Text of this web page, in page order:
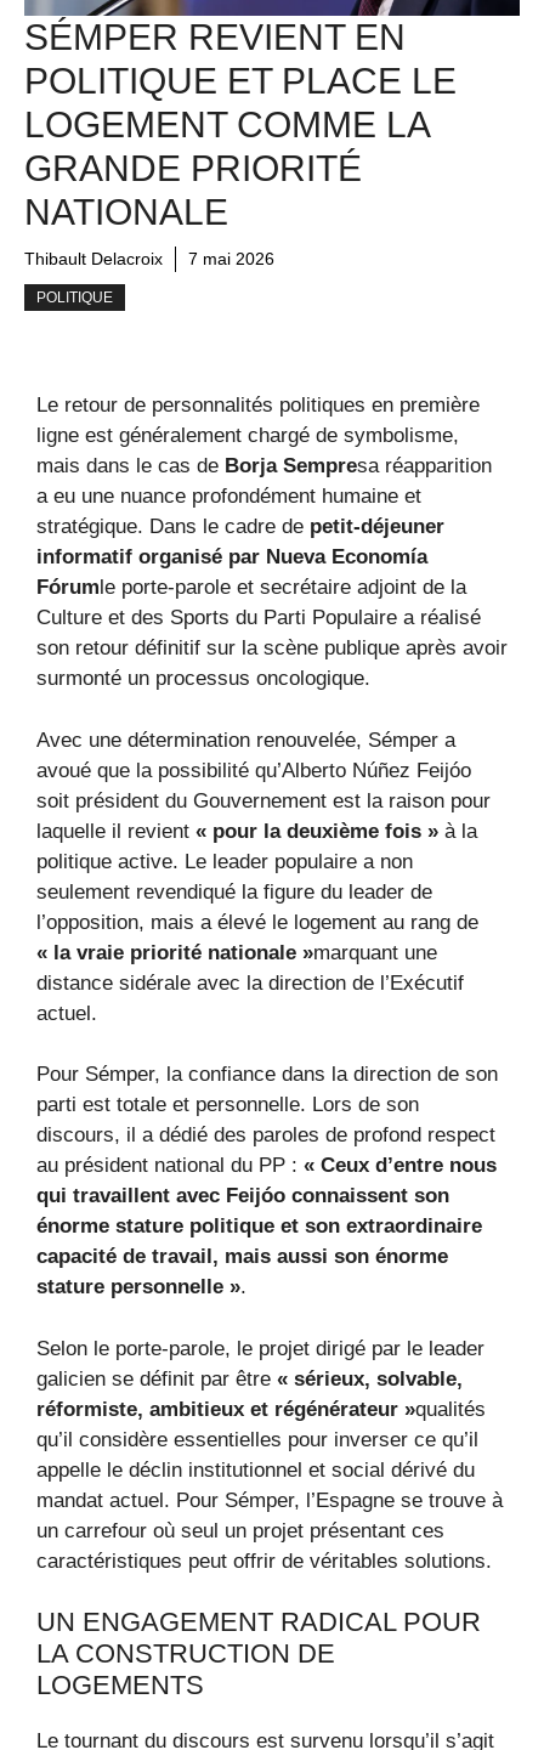
SÉMPER REVIENT EN
POLITIQUE ET PLACE LE
LOGEMENT COMME LA
GRANDE PRIORITÉ
NATIONALE
Thibault Delacroix 7 mai 2026
POLITIQUE
Le retour de personnalités politiques en première
ligne est généralement chargé de symbolisme,
mais dans le cas de Borja Sempresa réapparition
a eu une nuance profondément humaine et
stratégique. Dans le cadre de petit-déjeuner
informatif organisé par Nueva Economía
Fórum le porte-parole et secrétaire adjoint de la
Culture et des Sports du Parti Populaire a réalisé
son retour définitif sur la scène publique après avoir
surmonté un processus oncologique.
Avec une détermination renouvelée, Sémper a
avoué que la possibilité qu’Alberto Núñez Feijóo
soit président du Gouvernement est la raison pour
laquelle il revient « pour la deuxième fois » à la
politique active. Le leader populaire a non
seulement revendiqué la figure du leader de
l’opposition, mais a élevé le logement au rang de
« la vraie priorité nationale »marquant une
distance sidérale avec la direction de l’Exécutif
actuel.
Pour Sémper, la confiance dans la direction de son
parti est totale et personnelle. Lors de son
discours, il a dédié des paroles de profond respect
au président national du PP : « Ceux d’entre nous
qui travaillent avec Feijóo connaissent son
énorme stature politique et son extraordinaire
capacité de travail, mais aussi son énorme
stature personnelle ».
Selon le porte-parole, le projet dirigé par le leader
galicien se définit par être « sérieux, solvable,
réformiste, ambitieux et régénérateur »qualités
qu’il considère essentielles pour inverser ce qu’il
appelle le déclin institutionnel et social dérivé du
mandat actuel. Pour Sémper, l’Espagne se trouve à
un carrefour où seul un projet présentant ces
caractéristiques peut offrir de véritables solutions.
UN ENGAGEMENT RADICAL POUR
LA CONSTRUCTION DE
LOGEMENTS
Le tournant du discours est survenu lorsqu’il s’agit